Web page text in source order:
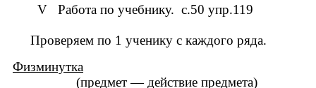
V Работа по учебнику. с.50 упр.119
Проверяем по 1 ученику с каждого ряда.
Физминутка
(предмет — действие предмета)